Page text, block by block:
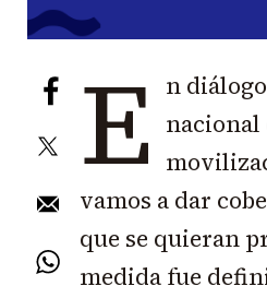
E n
nacional
vamos a dar
que se quieran
medida fue